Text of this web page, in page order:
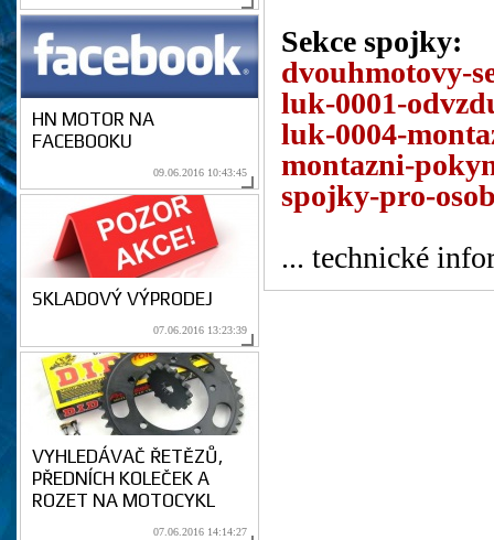
HN MOTOR NA
FACEBOOKU
09.06.2016 10:43:45
SKLADOVÝ VÝPRODEJ
07.06.2016 13:23:39
VYHLEDÁVAČ ŘETĚZŮ,
PŘEDNÍCH KOLEČEK A
ROZET NA MOTOCYKL
07.06.2016 14:14:27
Sekce spojky:
dvouhmotovy-
luk-0001-
luk-0004-
montazni-
spojky-pro-
... technické